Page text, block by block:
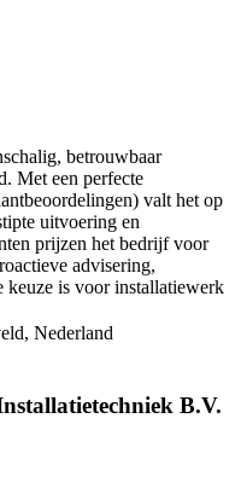
betrouwbaar
Met een perfecte
valt het op
uitvoering en
prijzen het bedrijf voor
advisering,
keuze is voor installatiewerk
Nederland
B.V.